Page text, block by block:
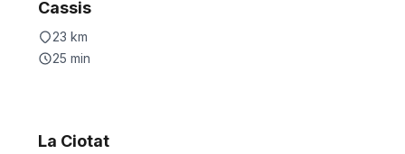
Cassis
23 km
25 min
La Ciotat